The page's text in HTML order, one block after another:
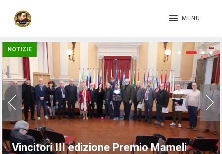
MENU
Vincitori III edizione Premio Mameli
NOTIZIE